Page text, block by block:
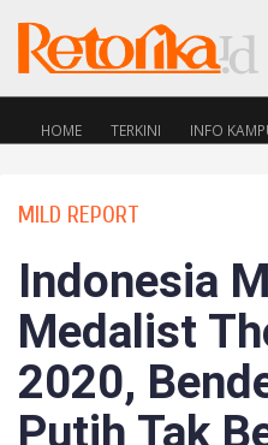
HOME TERKINI INFO
MILD REPORT
Indonesia
Medalist
2020,
Putih Tak